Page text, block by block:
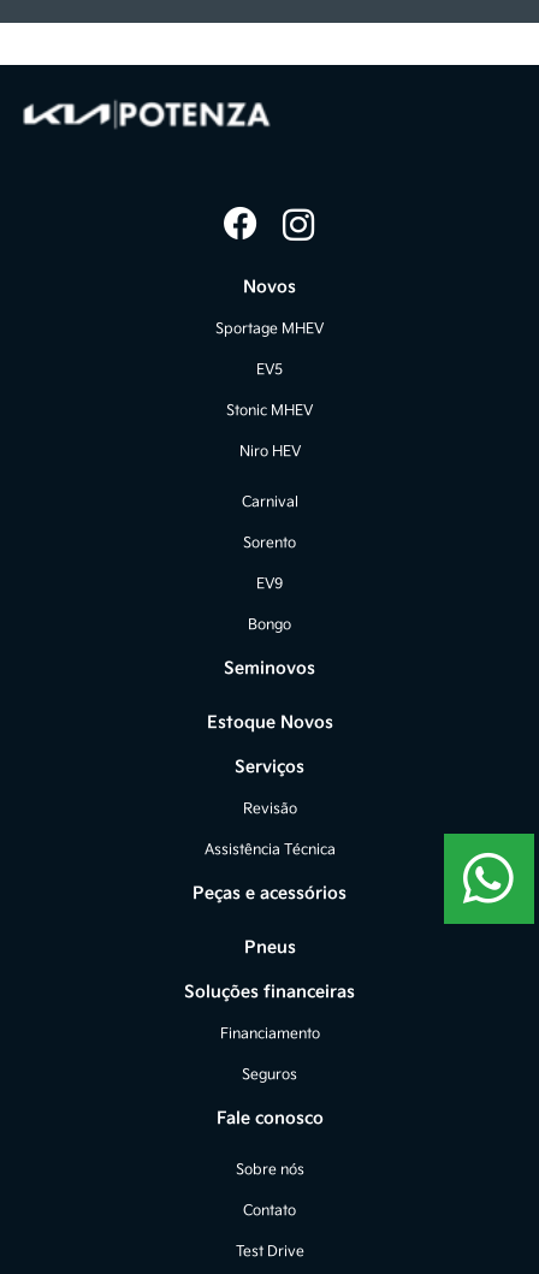
Novos
Sportage MHEV
EV5
Stonic MHEV
Niro HEV
Carnival
Sorento
EV9
Bongo
Seminovos
Estoque Novos
Serviços
Revisão
Assistência Técnica
Peças e acessórios
Pneus
Soluções financeiras
Financiamento
Seguros
Fale conosco
Sobre nós
Contato
Test Drive